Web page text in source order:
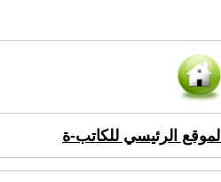
الموقع الرئيسي للكاتب-ة